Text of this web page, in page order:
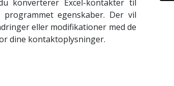
konverterer Excel-kontakter til
programmet egenskaber. Der vil
eller modifikationer med de
dine kontaktoplysninger.